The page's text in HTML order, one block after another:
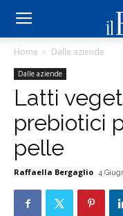
Home Dalle aziende
Dalle aziende
Latti
prebiotici
pelle
Raffaella Bergaglio 4